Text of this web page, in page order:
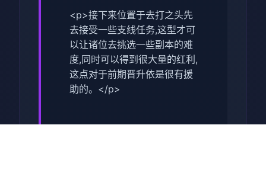
<p>接下来位置于去打之头先
去接受一些支线任务,这型才可
以让诸位去挑选一些副本的难
度,同时可以得到很大量的红利,
这点对于前期晋升依是很有援
助的。</p>